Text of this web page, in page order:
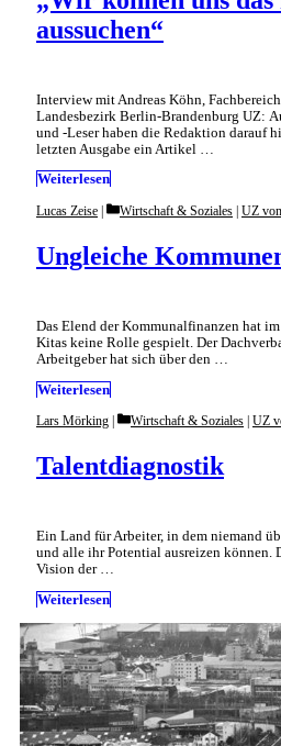
aussuchen“
Interview mit Andreas Köhn,
Landesbezirk Berlin-Brandenburg UZ:
und -Leser haben die Redaktion darauf
letzten Ausgabe ein Artikel …
Weiterlesen
Ungleiche
Lucas Zeise Categories
Wirtschaft & Soziales UZ
Das Elend der Kommunalfinanzen hat
Kitas keine Rolle gespielt. Der
Arbeitgeber hat sich über den …
Weiterlesen
Talentdiagnostik
Lars Mörking Categories
Wirtschaft & Soziales UZ
Ein Land für Arbeiter, in dem niemand
und alle ihr Potential ausreizen können.
Vision der …
Weiterlesen